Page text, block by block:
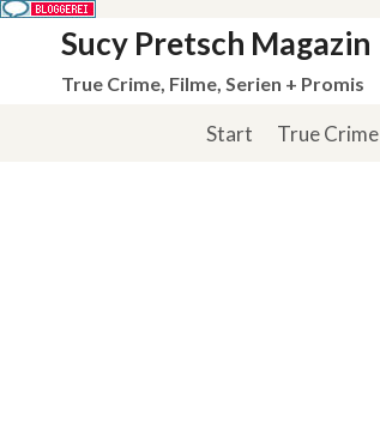
springen
Sucy Pretsch Magazin
True Crime, Filme, Serien + Promis
Start True Crime